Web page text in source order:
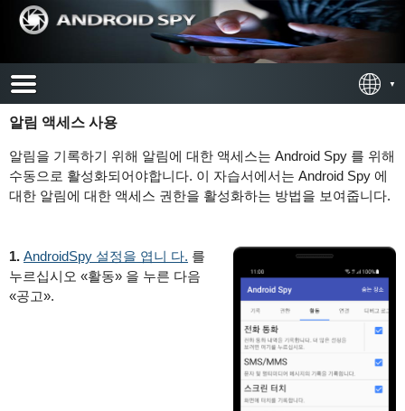
알림 액세스 사용
알림을 기록하기 위해 알림에 대한 액세스는 Android Spy 를 위해
수동으로 활성화되어야합니다. 이 자습서에서는 Android Spy 에
대한 알림에 대한 액세스 권한을 활성화하는 방법을 보여줍니다.
1. AndroidSpy 설정을 엽니 다. 를
누르십시오 «활동» 을 누른 다음
«공고».